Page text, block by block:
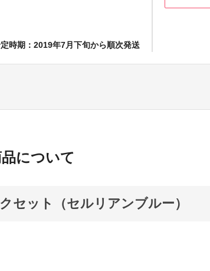
時期：2019年7月下旬から順次発送
について
セット（セルリアンブルー）